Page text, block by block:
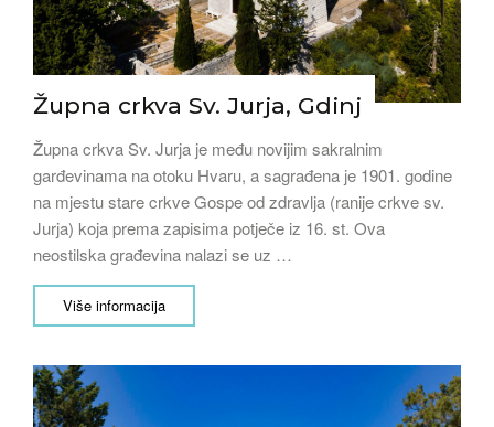
Župna crkva Sv. Jurja, Gdinj
Župna crkva Sv. Jurja je među novijim sakralnim
garđevinama na otoku Hvaru, a sagrađena je 1901. godine
na mjestu stare crkve Gospe od zdravlja (ranije crkve sv.
Jurja) koja prema zapisima potječe iz 16. st. Ova
neostilska građevina nalazi se uz …
Više informacija